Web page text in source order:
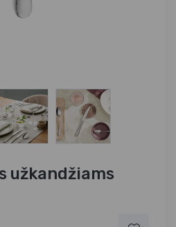
užkandžiams